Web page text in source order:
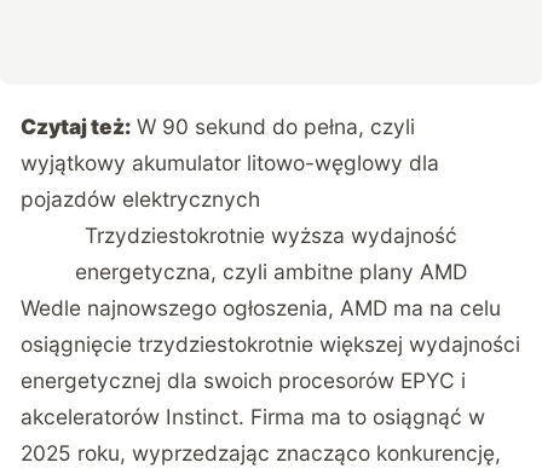
Czytaj też: W 90 sekund do pełna, czyli
wyjątkowy akumulator litowo-węglowy dla
pojazdów elektrycznych
Trzydziestokrotnie wyższa wydajność
energetyczna, czyli ambitne plany AMD
Wedle najnowszego ogłoszenia, AMD ma na celu
osiągnięcie trzydziestokrotnie większej wydajności
energetycznej dla swoich procesorów EPYC i
akceleratorów Instinct. Firma ma to osiągnąć w
2025 roku, wyprzedzając znacząco konkurencję,